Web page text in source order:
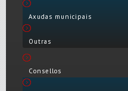
Axudas municipais
Outras
Consellos